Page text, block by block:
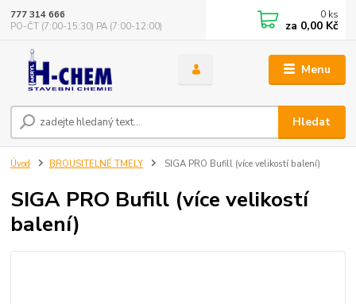
Menu
Hledat
777 314 666
PO-ČT (7:00-15:30) PA (7:00-12:00)
0 ks
za 0,00 Kč
Úvod BROUSITELNÉ TMELY SIGA PRO Bufill (více velikostí balení)
SIGA PRO Bufill (více velikostí
balení)